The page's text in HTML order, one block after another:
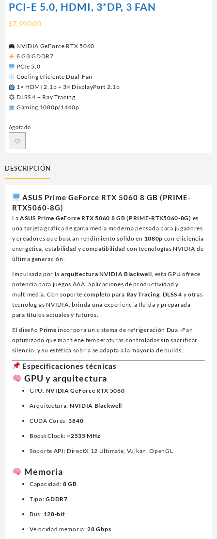
PCI-E 5.0, HDMI, 3*DP, 3 FAN
$7,990.00
NVIDIA GeForce RTX 5060
8 GB GDDR7
PCIe 5.0
Cooling eficiente Dual-Fan
1× HDMI 2.1b + 3× DisplayPort 2.1b
DLSS 4 + Ray Tracing
Gaming 1080p/1440p
Agotado
DESCRIPCIÓN
ASUS Prime GeForce RTX 5060 8 GB (PRIME-
RTX5060-8G)
LaASUS Prime GeForce RTX 5060 8 GB (PRIME-RTX5060-8G) es
una tarjeta gráfica de gama media moderna pensada para jugadores
y creadores que buscan rendimiento sólido en 1080p con eficiencia
energética, estabilidad y compatibilidad con tecnologías NVIDIA de
última generación.
Impulsada por la arquitectura NVIDIA Blackwell , esta GPU ofrece
potencia para juegos AAA, aplicaciones de productividad y
multimedia. Con soporte completo para Ray Tracing DLSS 4 y otras
tecnologías NVIDIA, brinda una experiencia fluida y preparada
para títulos actuales y futuros.
El diseño Prime incorpora un sistema de refrigeración Dual-Fan
optimizado que mantiene temperaturas controladas sin sacrificar
silencio, y su estética sobria se adapta a la mayoría de builds.
Especificaciones técnicas
GPU y arquitectura
GPU: NVIDIA GeForce RTX 5060
Arquitectura: NVIDIA Blackwell
CUDA Cores:3840
Boost Clock: ~2535 MHz
Soporte API: DirectX 12 Ultimate, Vulkan, OpenGL
Memoria
Capacidad: 8 GB
Tipo:GDDR7
Bus: 128-bit
Velocidad memoria: 28 Gbps